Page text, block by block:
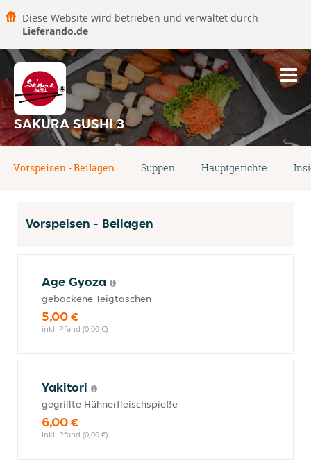
Diese Website wird betrieben und verwaltet durch
Lieferando.de
SAKURA SUSHI 3
Vorspeisen - Beilagen Suppen Hauptgerichte
Vorspeisen - Beilagen
Age Gyoza
gebackene Teigtaschen
5,00 €
inkl. Pfand (0,00 €)
Yakitori
gegrillte Hühnerfleischspieße
6,00 €
inkl. Pfand (0,00 €)